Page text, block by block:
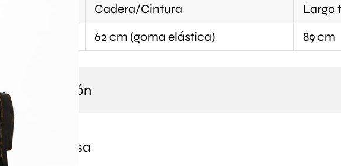
Cadera/Cintura
Largo
62 cm (goma elástica) 89 cm
Composición
100% viscosa